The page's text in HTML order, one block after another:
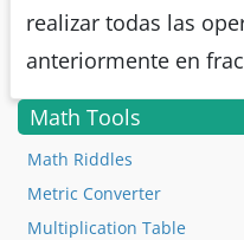
realizar todas las
anteriormente en
Math Tools
Math Riddles
Metric Converter
Multiplication Table